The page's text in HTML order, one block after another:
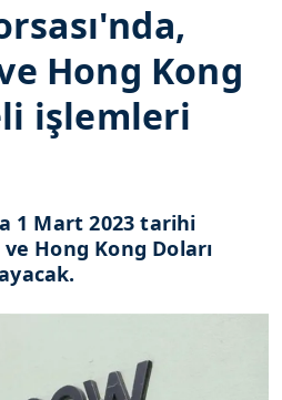
Hong Kong
işlemleri
1 Mart 2023 tarihi
Hong Kong Doları